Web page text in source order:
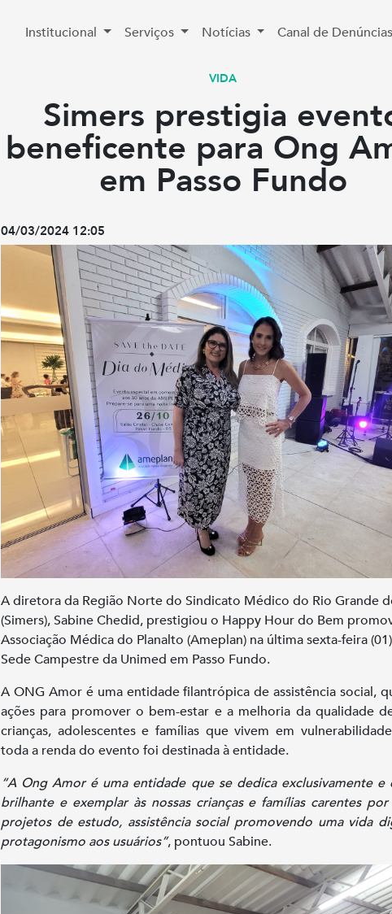
Institucional Serviços Notícias Canal de Denúncias
VIDA
Simers prestigia
beneficente para Ong
em Passo Fundo
04/03/2024 12:05
A diretora da Região Norte do Sindicato Médico do Rio Grande
(Simers), Sabine Chedid, prestigiou o Happy Hour do Bem
Associação Médica do Planalto (Ameplan) na última sexta-feira
Sede Campestre da Unimed em Passo Fundo.
A ONG Amor é uma entidade filantrópica de assistência social,
ações para promover o bem-estar e a melhoria da qualidade
crianças, adolescentes e famílias que vivem em
toda a renda do evento foi destinada à entidade.
“A Ong Amor é uma entidade que se dedica exclusivamente e
brilhante e exemplar às nossas crianças e famílias carentes
projetos de estudo, assistência social promovendo uma vida
protagonismo aos usuários”, pontuou Sabine.